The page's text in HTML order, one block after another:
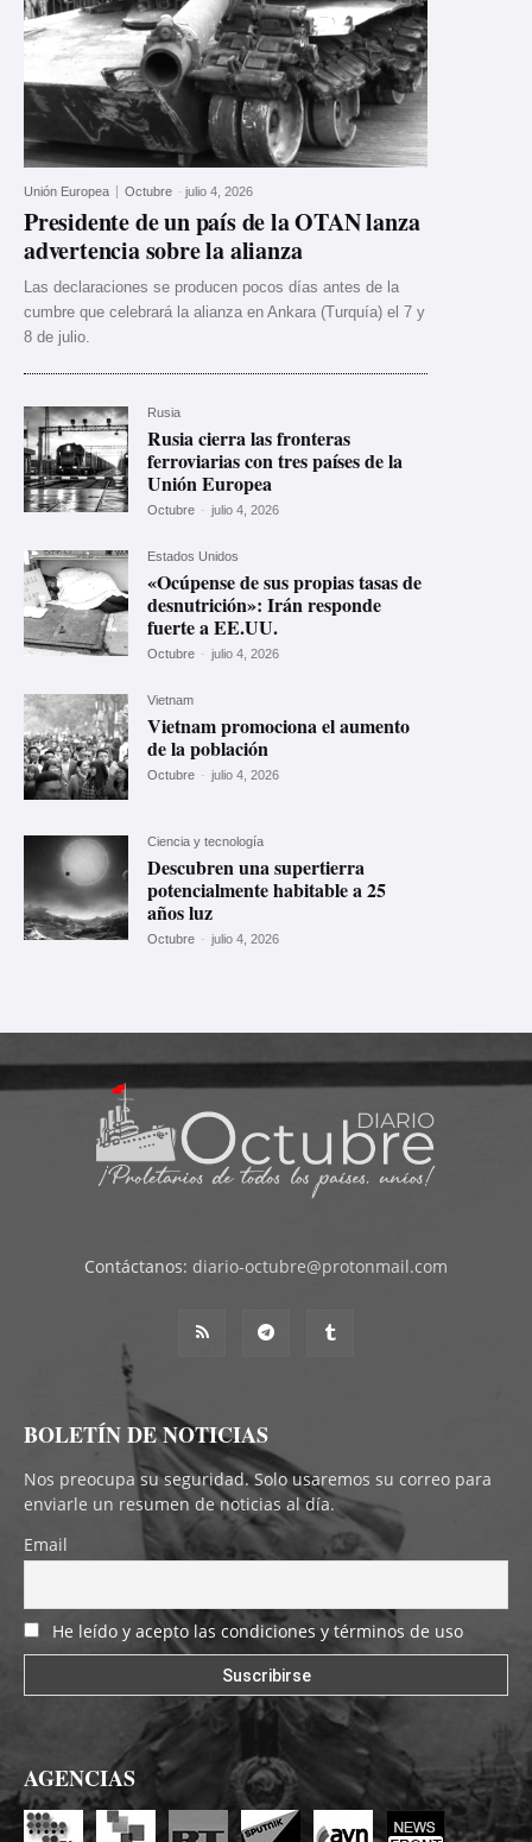
Unión Europea Octubre - julio 4, 2026
Presidente de un país de la OTAN lanza
advertencia sobre la alianza
Las declaraciones se producen pocos días antes de la
cumbre que celebrará la alianza en Ankara (Turquía) el 7 y
8 de julio.
Rusia
Rusia cierra las fronteras
ferroviarias con tres países de la
Unión Europea
Octubre - julio 4, 2026
Estados Unidos
«Ocúpense de sus propias tasas de
desnutrición»: Irán responde
fuerte a EE.UU.
Octubre - julio 4, 2026
Vietnam
Vietnam promociona el aumento
de la población
Octubre - julio 4, 2026
Ciencia y tecnología
Descubren una supertierra
potencialmente habitable a 25
años luz
Octubre - julio 4, 2026
Contáctanos: diario-octubre@protonmail.com
BOLETÍN DE NOTICIAS
Nos preocupa su seguridad. Solo usaremos su correo para
enviarle un resumen de noticias al día.
Email
He leído y acepto las condiciones y términos de uso
AGENCIAS